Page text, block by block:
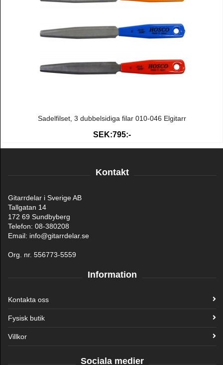
Sadelfilset, 3 dubbelsidiga filar 010-046 Elgitarr
SEK:795:-
Kontakt
Gitarrdelar i Sverige AB
Tallgatan 14
172 69 Sundbyberg
Telefon: 08-380208
Email: info@gitarrdelar.se
Org. nr. 556773-5559
Information
Kontakta oss
Fysisk butik
Villkor
Sociala medier